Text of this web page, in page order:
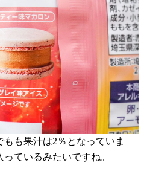
も果汁は2％となっていま
ているみたいですね。